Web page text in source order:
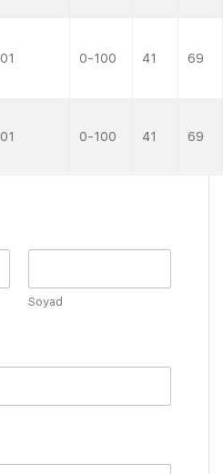
0-100 41 69
0-100 41 69
Soyad